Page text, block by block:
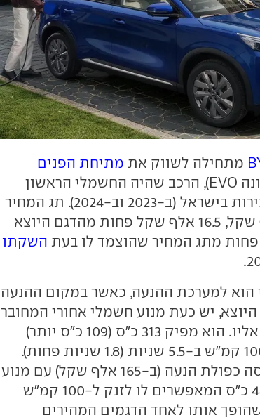
מתחילה לשווק את מתיחת הפנים
(מכונה EVO), הרכב שהיה החשמלי הראשון
בצמרת טבלת המכירות בישראל (ב-2023 וב-2024). תג המחיר
מתחיל ב-155 אלף שקל, 16.5 אלף שקל פחות מהדגם היוצא
השקתו
הוא למערכת ההנעה, כאשר במקום ההנעה
יש כעת מנוע חשמלי אחורי המחובר
לגלגלים הסמוכים אליו. הוא מפיק 313 כ"ס (109 כ"ס יותר)
ומאפשר זינוק ל-100 קמ"ש ב-5.5 שניות (1.8 שניות פחות).
בנוסף תוצע גם גרסה כפולת הנעה (ב-165 אלף שקל) עם מנוע
נוסף מלפנים ו-448 כ"ס המאפשרים לו לזנק ל-100 קמ"ש
שהופך אותו לאחד הדגמים המהירים